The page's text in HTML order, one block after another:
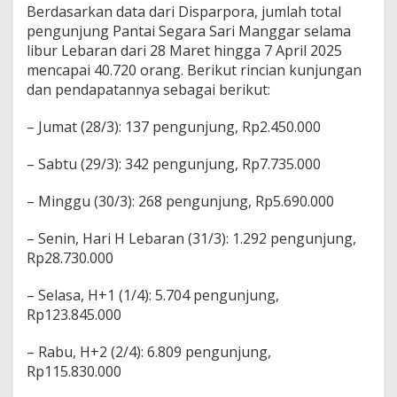
Berdasarkan data dari Disparpora, jumlah total
pengunjung Pantai Segara Sari Manggar selama
libur Lebaran dari 28 Maret hingga 7 April 2025
mencapai 40.720 orang. Berikut rincian kunjungan
dan pendapatannya sebagai berikut:
– Jumat (28/3): 137 pengunjung, Rp2.450.000
– Sabtu (29/3): 342 pengunjung, Rp7.735.000
– Minggu (30/3): 268 pengunjung, Rp5.690.000
– Senin, Hari H Lebaran (31/3): 1.292 pengunjung,
Rp28.730.000
– Selasa, H+1 (1/4): 5.704 pengunjung,
Rp123.845.000
– Rabu, H+2 (2/4): 6.809 pengunjung,
Rp115.830.000